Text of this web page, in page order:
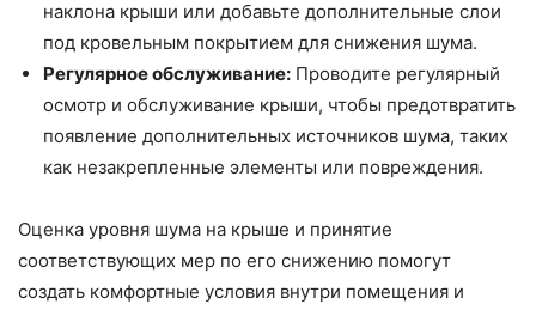
наклона крыши или добавьте дополнительные слои
под кровельным покрытием для снижения шума.
Регулярное обслуживание: Проводите регулярный
осмотр и обслуживание крыши, чтобы предотвратить
появление дополнительных источников шума, таких
как незакрепленные элементы или повреждения.
Оценка уровня шума на крыше и принятие
соответствующих мер по его снижению помогут
создать комфортные условия внутри помещения и